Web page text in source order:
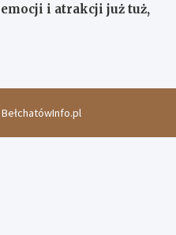
emocji i atrakcji już tuż,
BełchatówInfo.pl